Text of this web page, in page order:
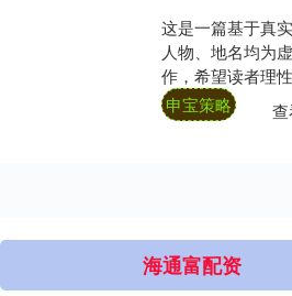
这是一篇基于真
人物、地名均为
作，希望读者理
支持！ 故事发生
山村里....
申宝策略 查
海通富配资